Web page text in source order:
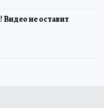
Видео не оставит